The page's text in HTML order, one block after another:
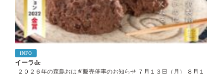
INFO
イーラde
２０２６年の森島おはぎ販売催事のお知らせ ７月１３日（月） ８月１